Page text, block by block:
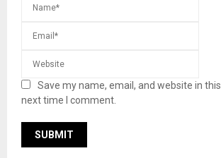
Save my name, email, and website in
next time I comment.